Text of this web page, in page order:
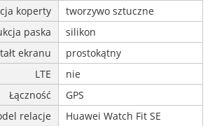
koperty
tworzywo sztuczne
paska
silikon
ekranu
prostokątny
LTE
nie
Łączność
GPS
relacje
Huawei Watch Fit SE